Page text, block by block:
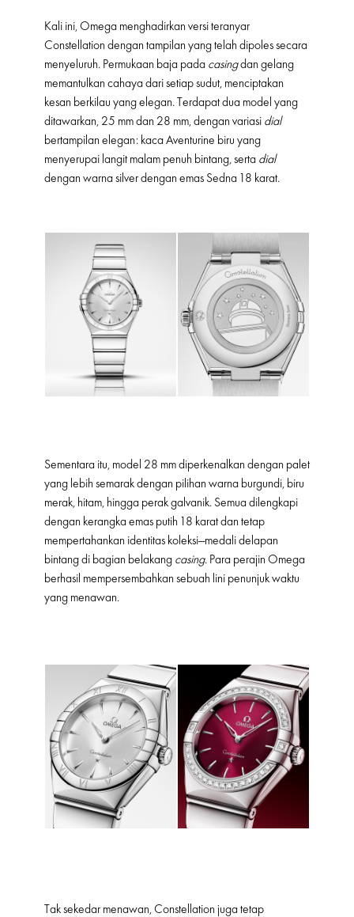
Kali ini, Omega menghadirkan versi teranyar
Constellation dengan tampilan yang telah dipoles secara
menyeluruh. Permukaan baja pada casingdan gelang
memantulkan cahaya dari setiap sudut, menciptakan
kesan berkilau yang elegan. Terdapat dua model yang
ditawarkan, 25 mm dan 28 mm, dengan variasi dial
bertampilan elegan: kaca Aventurine biru yang
menyerupai langit malam penuh bintang, serta dial
dengan warna silver dengan emas Sedna 18 karat.
Sementara itu, model 28 mm diperkenalkan dengan palet
yang lebih semarak dengan pilihan warna burgundi, biru
merak, hitam, hingga perak galvanik. Semua dilengkapi
dengan kerangka emas putih 18 karat dan tetap
mempertahankan identitas koleksi—medali delapan
bintang di bagian belakang casing. Para perajin Omega
berhasil mempersembahkan sebuah lini penunjuk waktu
yang menawan.
Tak sekedar menawan, Constellation juga tetap